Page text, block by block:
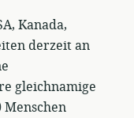
Kanada,
derzeit an
gleichnamige